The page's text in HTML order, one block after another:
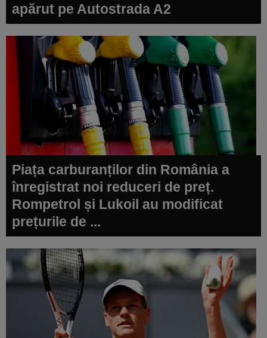
apărut pe Autostrada A2
Piața carburanților din România a
înregistrat noi reduceri de preț.
Rompetrol și Lukoil au modificat
prețurile de ...